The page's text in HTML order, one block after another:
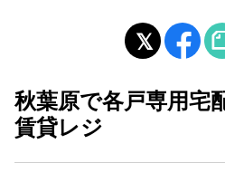
秋葉原で各戸専用宅
賃貸レジ